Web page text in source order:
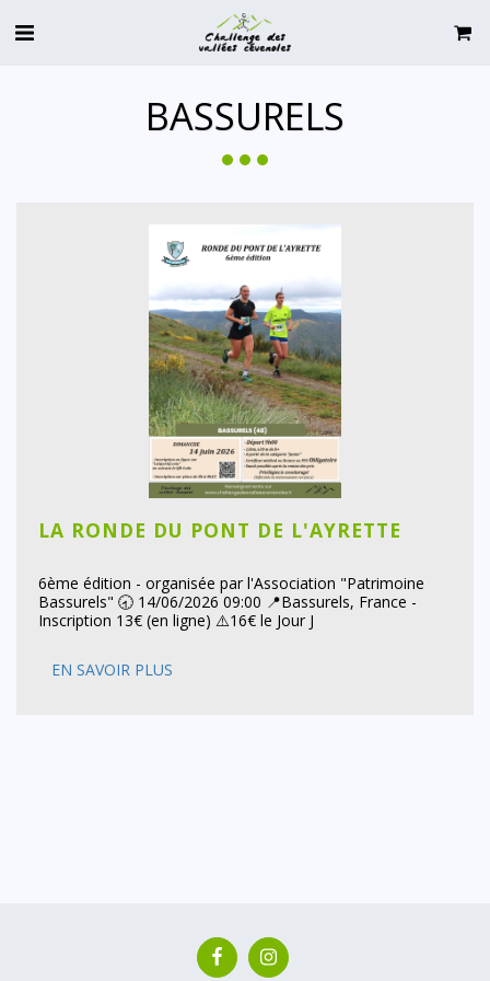
BASSURELS
LA RONDE DU PONT DE L'AYRETTE
6ème édition - organisée par l'Association "Patrimoine
Bassurels" 🕣 14/06/2026 09:00 📍Bassurels, France -
Inscription 13€ (en ligne) ⚠️16€ le Jour J
EN SAVOIR PLUS